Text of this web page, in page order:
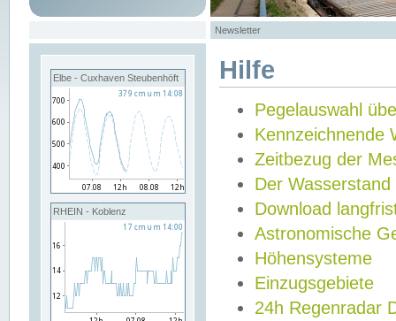
Newsletter
Elbe - Cuxhaven Steubenhöft
RHEIN - Koblenz
Hilfe
Pegelauswahl
Kennzeichnende
Zeitbezug der
Der Wasserstand
Download
Astronomische
Höhensysteme
Einzugsgebiete
24h Regenradar